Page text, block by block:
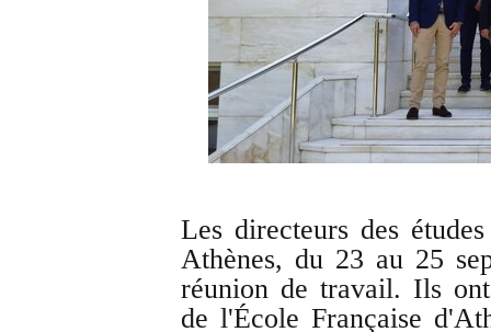
Les directeurs des
Athènes, du 23 au 25
réunion de travail. Ils
de l'École Française